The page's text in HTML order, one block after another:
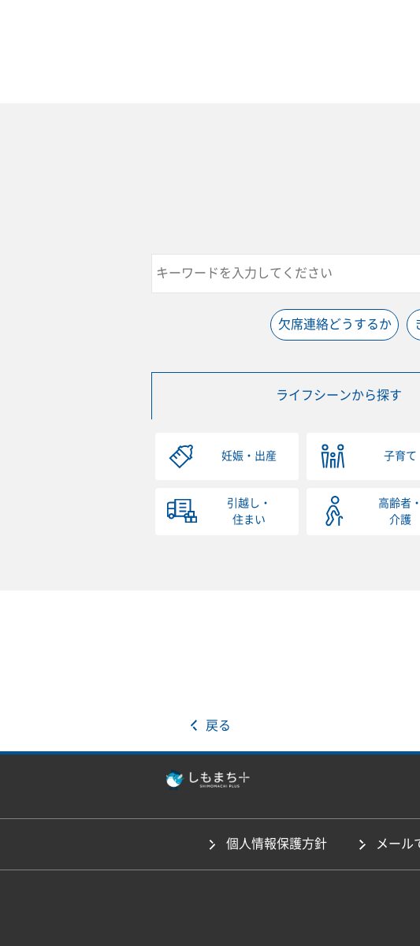
欠席連絡どうするか
ライフシーンから探す
妊娠・出産 子育て
引越し・
住まい
高齢者・
介護
戻る
個人情報保護方針 メール